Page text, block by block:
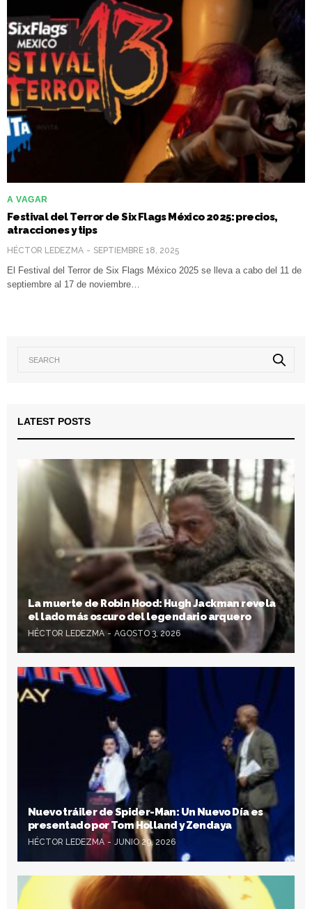
A VAGAR
Festival del Terror de Six Flags México 2025: precios,
atracciones y tips
HÉCTOR LEDEZMA SEPTIEMBRE 18, 2025
El Festival del Terror de Six Flags México 2025 se lleva a cabo del 11 de
septiembre al 17 de noviembre…
LATEST POSTS
La muerte de Robin Hood: Hugh Jackman revela
el lado más oscuro del legendario arquero
HÉCTOR LEDEZMA AGOSTO 3, 2026
Nuevo tráiler de Spider-Man: Un Nuevo Día es
presentado por Tom Holland y Zendaya
HÉCTOR LEDEZMA JUNIO 29, 2026